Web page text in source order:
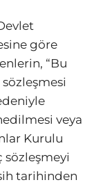
göre
“Bu
veya
Kurulu
sözleşmeyi
tarihinden